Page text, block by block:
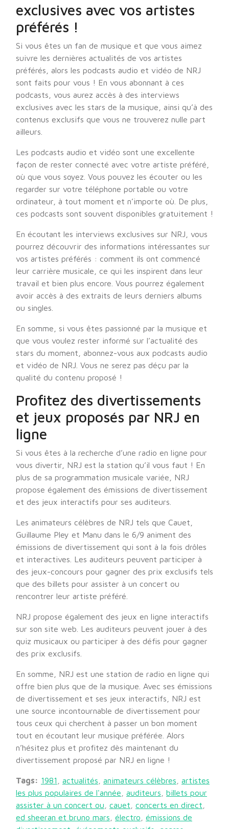
exclusives avec vos artistes
préférés !
Si vous êtes un fan de musique et que vous aimez
suivre les dernières actualités de vos artistes
préférés, alors les podcasts audio et vidéo de NRJ
sont faits pour vous ! En vous abonnant à ces
podcasts, vous aurez accès à des interviews
exclusives avec les stars de la musique, ainsi qu’à des
contenus exclusifs que vous ne trouverez nulle part
ailleurs.
Les podcasts audio et vidéo sont une excellente
façon de rester connecté avec votre artiste préféré,
où que vous soyez. Vous pouvez les écouter ou les
regarder sur votre téléphone portable ou votre
ordinateur, à tout moment et n’importe où. De plus,
ces podcasts sont souvent disponibles gratuitement !
En écoutant les interviews exclusives sur NRJ, vous
pourrez découvrir des informations intéressantes sur
vos artistes préférés : comment ils ont commencé
leur carrière musicale, ce qui les inspirent dans leur
travail et bien plus encore. Vous pourrez également
avoir accès à des extraits de leurs derniers albums
ou singles.
En somme, si vous êtes passionné par la musique et
que vous voulez rester informé sur l’actualité des
stars du moment, abonnez-vous aux podcasts audio
et vidéo de NRJ. Vous ne serez pas déçu par la
qualité du contenu proposé !
Profitez des divertissements
et jeux proposés par NRJ en
ligne
Si vous êtes à la recherche d’une radio en ligne pour
vous divertir, NRJ est la station qu’il vous faut ! En
plus de sa programmation musicale variée, NRJ
propose également des émissions de divertissement
et des jeux interactifs pour ses auditeurs.
Les animateurs célèbres de NRJ tels que Cauet,
Guillaume Pley et Manu dans le 6/9 animent des
émissions de divertissement qui sont à la fois drôles
et interactives. Les auditeurs peuvent participer à
des jeux-concours pour gagner des prix exclusifs tels
que des billets pour assister à un concert ou
rencontrer leur artiste préféré.
NRJ propose également des jeux en ligne interactifs
sur son site web. Les auditeurs peuvent jouer à des
quiz musicaux ou participer à des défis pour gagner
des prix exclusifs.
En somme, NRJ est une station de radio en ligne qui
offre bien plus que de la musique. Avec ses émissions
de divertissement et ses jeux interactifs, NRJ est
une source incontournable de divertissement pour
tous ceux qui cherchent à passer un bon moment
tout en écoutant leur musique préférée. Alors
n’hésitez plus et profitez dès maintenant du
divertissement proposé par NRJ en ligne !
Tags: 1981 actualités animateurs célèbres
artistes
les plus populaires de l'année
auditeurs
billets pour
assister à un concert ou
cauet concerts en direct
ed sheeran et bruno mars
électro
émissions de